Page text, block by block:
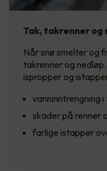
Tak, takrenner og
Når snø smelter og
takrenner og
ispropper og
vanninntrengning
skader på renner
farlige istapper